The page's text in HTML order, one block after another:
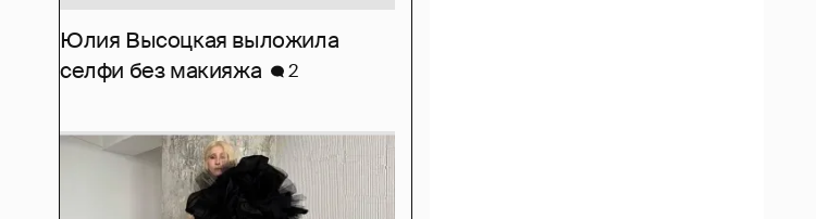
Юлия Высоцкая выложила
селфи без макияжа
2